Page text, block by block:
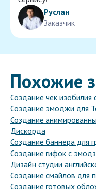
Руслан
Заказчик
Похожие
Создание чек изобилия
Создание эмоджи для
Создание
Дискорда
Создание баннера для
Создание гифок с
Дизайн студии
Создание смайлов для
Создание готовых